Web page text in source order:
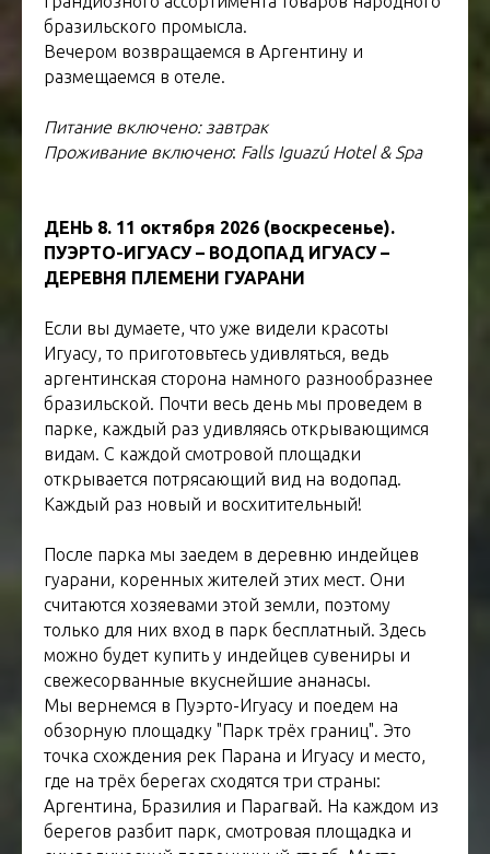
бразильского промысла.
Вечером возвращаемся в Аргентину и
размещаемся в отеле.
Питание включено: завтрак
Проживание включено: Falls Iguazú Hotel & Spa
ДЕНЬ 8. 11 октября 2026 (воскресенье).
ПУЭРТО-ИГУАСУ – ВОДОПАД ИГУАСУ –
ДЕРЕВНЯ ПЛЕМЕНИ ГУАРАНИ
Если вы думаете, что уже видели красоты
Игуасу, то приготовьтесь удивляться, ведь
аргентинская сторона намного разнообразнее
бразильской. Почти весь день мы проведем в
парке, каждый раз удивляясь открывающимся
видам. С каждой смотровой площадки
открывается потрясающий вид на водопад.
Каждый раз новый и восхитительный!
После парка мы заедем в деревню индейцев
гуарани, коренных жителей этих мест. Они
считаются хозяевами этой земли, поэтому
только для них вход в парк бесплатный. Здесь
можно будет купить у индейцев сувениры и
свежесорванные вкуснейшие ананасы.
Мы вернемся в Пуэрто-Игуасу и поедем на
обзорную площадку "Парк трёх границ". Это
точка схождения рек Парана и Игуасу и место,
где на трёх берегах сходятся три страны:
Аргентина, Бразилия и Парагвай. На каждом из
берегов разбит парк, смотровая площадка и